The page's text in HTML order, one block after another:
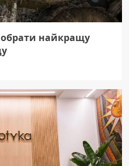
найкращу